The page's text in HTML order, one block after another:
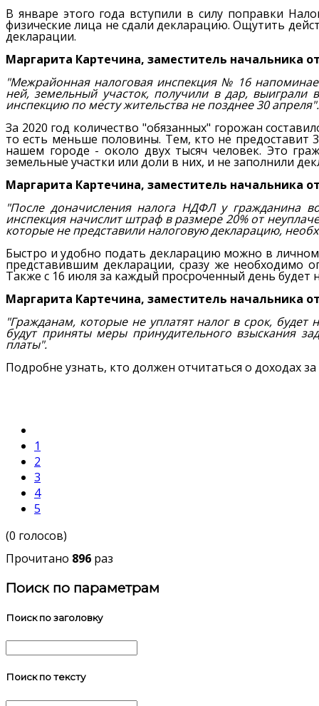
В январе этого года вступили в силу поправки
физические лица не сдали декларацию. Ощутить
декларации.
Маргарита Картечина, заместитель начальника
"Межрайонная налоговая инспекция № 16
ней, земельный участок, получили в дар,
инспекцию по месту жительства не позднее 30 апреля".
За 2020 год количество "обязанных" горожан
то есть меньше половины. Тем, кто не
нашем городе - около двух тысяч человек. Это
земельные участки или доли в них, и не заполнили
Маргарита Картечина, заместитель начальника
"После доначисления налога НДФЛ у гражданина
инспекция начислит штраф в размере 20% от
которые не представили налоговую декларацию,
Быстро и удобно подать декларацию можно в
представившим декларации, сразу же необходимо
Также с 16 июля за каждый просроченный день будет
Маргарита Картечина, заместитель начальника
"Гражданам, которые не уплатят налог в срок,
будут приняты меры принудительного взыскания
платы".
Подробне узнать, кто должен отчитаться о доходах
1
2
3
4
5
(0 голосов)
Прочитано 896 раз
Поиск по параметрам
Поиск по заголовку
Поиск по тексту